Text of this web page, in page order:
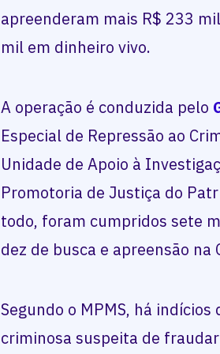
apreenderam mais R$ 233
mil em dinheiro vivo.
A operação é conduzida pelo
Especial de Repressão ao
Unidade de Apoio à
Promotoria de Justiça do
todo, foram cumpridos sete
dez de busca e apreensão
Segundo o MPMS, há
criminosa suspeita de